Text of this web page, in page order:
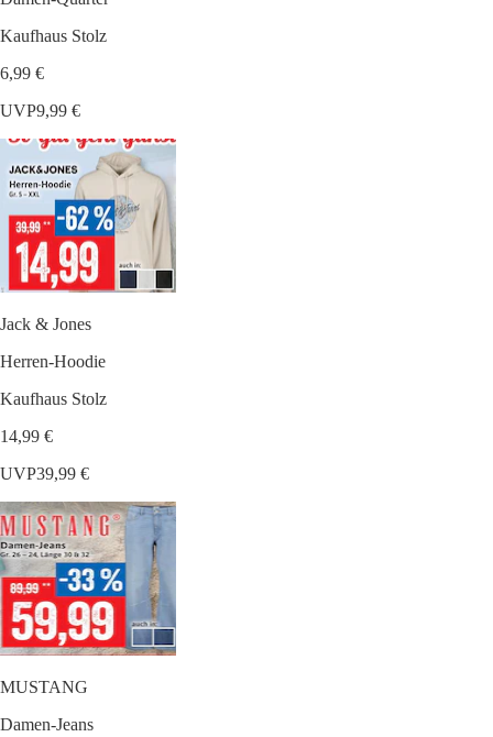
Kaufhaus Stolz
6,99 €
UVP9,99 €
Jack & Jones
Herren-Hoodie
Kaufhaus Stolz
14,99 €
UVP39,99 €
MUSTANG
Damen-Jeans